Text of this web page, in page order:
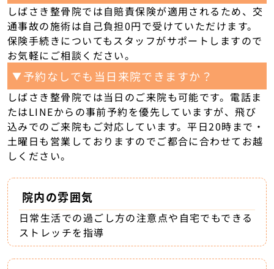
しばさき整骨院では自賠責保険が適用されるため、交
通事故の施術は自己負担0円で受けていただけます。
保険手続きについてもスタッフがサポートしますので
お気軽にご相談ください。
▼ 予約なしでも当日来院できますか？
しばさき整骨院では当日のご来院も可能です。電話ま
たはLINEからの事前予約を優先していますが、飛び
込みでのご来院もご対応しています。平日20時まで・
土曜日も営業しておりますのでご都合に合わせてお越
しください。
院内の雰囲気
日常生活での過ごし方の注意点や自宅でもできる
ストレッチを指導